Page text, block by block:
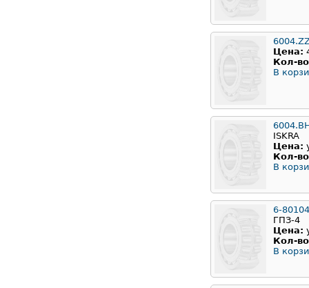
Цена:
Кол-
В
ISKRA
Цена:
Кол-
В
6-
ГПЗ-4
Цена:
Кол-
В